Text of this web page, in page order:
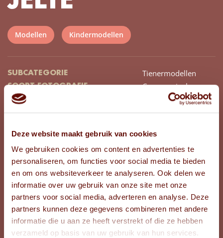
Deze website maakt gebruik van cookies
We gebruiken cookies om content en advertenties te
personaliseren, om functies voor social media te bieden
en om ons websiteverkeer te analyseren. Ook delen we
informatie over uw gebruik van onze site met onze
partners voor social media, adverteren en analyse. Deze
partners kunnen deze gegevens combineren met andere
informatie die u aan ze heeft verstrekt of die ze hebben
verzameld op basis van uw gebruik van hun services.
Modellen Kindermodellen
SUBCATEGORIE Tienermodellen
SOORT FOTOGRAFIE Commercieel
GESLACHT
LEEFTIJD 15
PROVINCIE Noord-Holland
LENGTE (CM) 161
HAARKLEUR Donkerblond
HAARLENGTE Kort
HAARTYPE Steil
KLEUR OGEN Blauw
SCHOENMAAT 39
KINDERKLEDINGMAAT 152